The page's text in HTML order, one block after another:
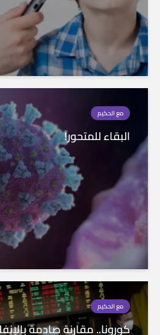
مع الحكيم
البقاء للمتحور!
مع الحكيم
كورونا.. مقارنة صادمة